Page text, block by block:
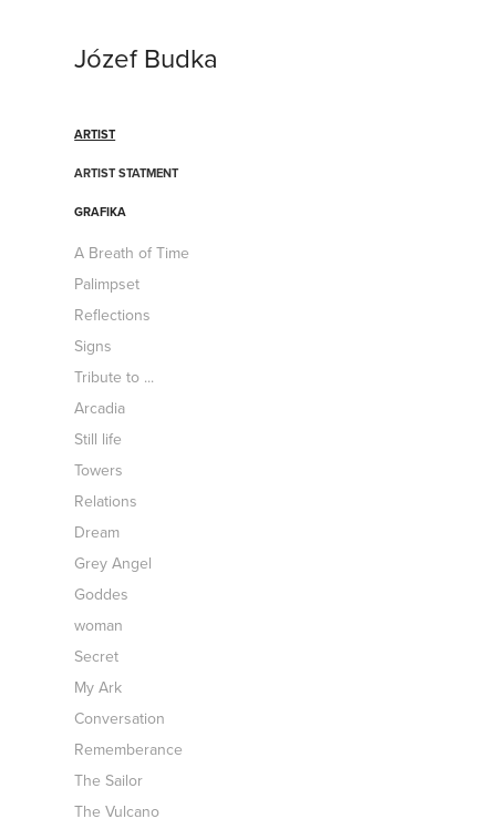
Józef Budka
ARTIST
ARTIST STATMENT
GRAFIKA
A Breath of Time
Palimpset
Reflections
Signs
Tribute to ...
Arcadia
Still life
Towers
Relations
Dream
Grey Angel
Goddes
woman
Secret
My Ark
Conversation
Rememberance
The Sailor
The Vulcano